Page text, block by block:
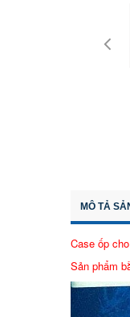
MÔ TẢ
Case ốp
Sản phẩm